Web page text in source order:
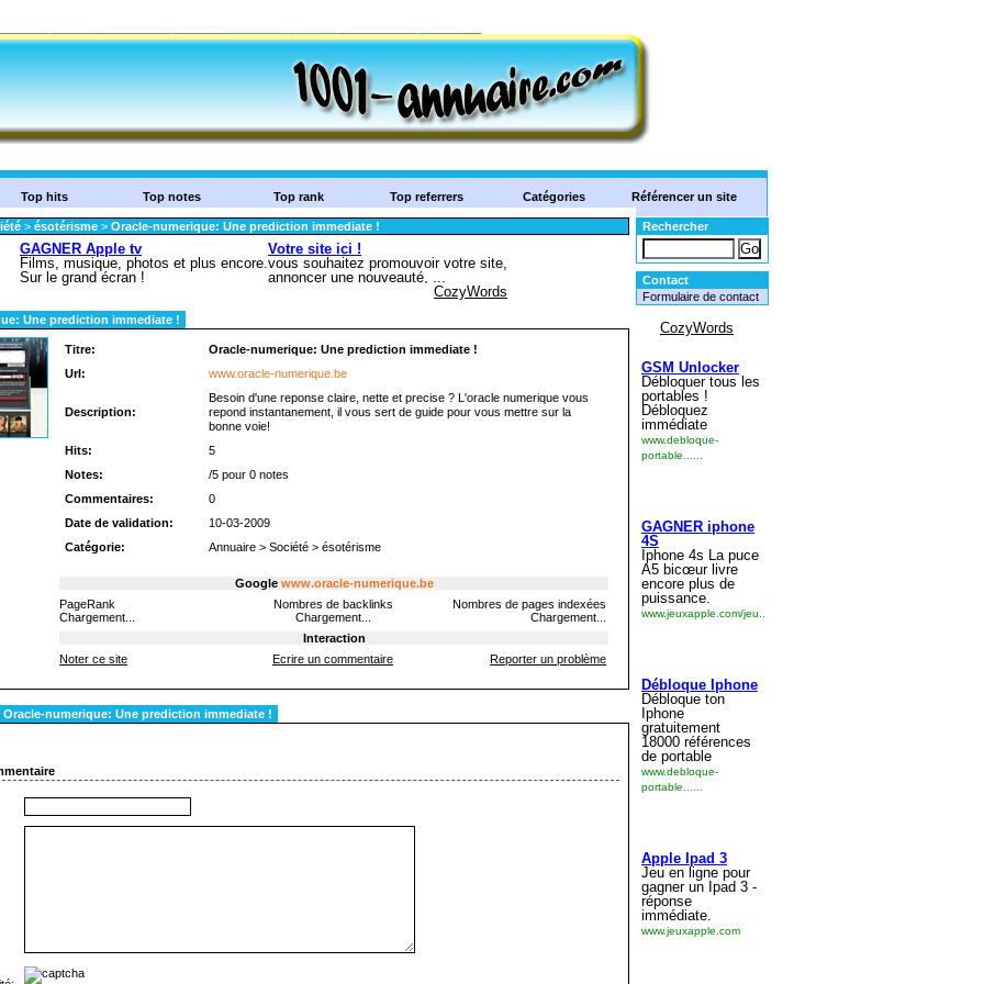
Top hits Top notes Top rank Top referrers Catégories Référencer un site
Rechercher
Contact
Formulaire de contact
> ésotérisme > Oracle-numerique: Une prediction immediate !
Une prediction immediate !
Titre:
Oracle-numerique: Une prediction immediate !
Url:
www.oracle-numerique.be
Description:
Besoin d'une reponse claire, nette et precise ? L'oracle numerique vous
repond instantanement, il vous sert de guide pour vous mettre sur la
bonne voie!
Hits:
5
Notes:
/5 pour 0 notes
Commentaires:
0
Date de validation:
10-03-2009
Catégorie:
Annuaire > Société > ésotérisme
Google www.oracle-numerique.be
PageRank
Chargement...
Nombres de backlinks
Chargement...
Nombres de pages indexées
Chargement...
Interaction
Noter ce site
Ecrire un commentaire Reporter un problème
numerique: Une prediction immediate !